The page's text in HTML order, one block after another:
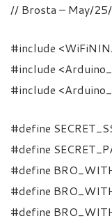
// Brosta – May/
#include
#include
#include
#define
#define
#define
#define
#define